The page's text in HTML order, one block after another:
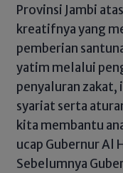
Provinsi Jambi
kreatifnya yang
pemberian
yatim melalui
penyaluran zakat,
syariat serta
kita membantu
ucap Gubernur Al
Sebelumnya